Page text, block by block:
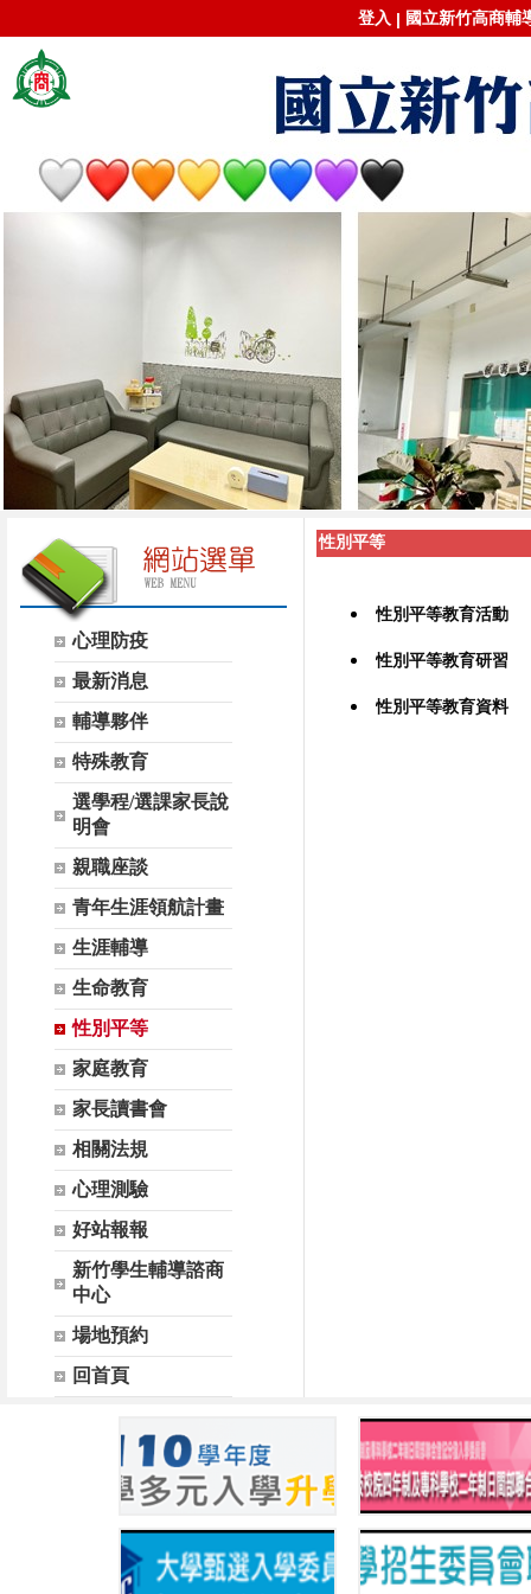
登入 | 國立新竹高商
心理防疫
最新消息
輔導夥伴
特殊教育
選學程/選課家長說
明會
親職座談
青年生涯領航計畫
生涯輔導
生命教育
性別平等
家庭教育
家長讀書會
相關法規
心理測驗
好站報報
新竹學生輔導諮商
中心
場地預約
回首頁
性別平等
性別平等教育活動
性別平等教育研習
性別平等教育資料